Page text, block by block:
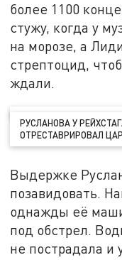
более 1100
стужу, когда у
на морозе, а
стрептоцид,
ждали.
РУСЛАНОВА У
ОТРЕСТАВРИРОВАЛ
Выдержке
позавидовать.
однажды её
под обстрел.
не пострадала и